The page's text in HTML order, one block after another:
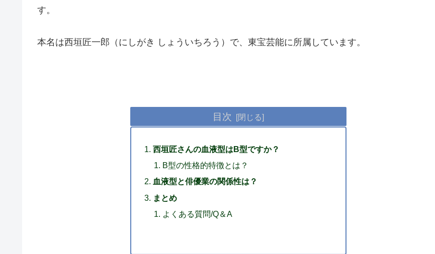
す。
本名は西垣匠一郎（にしがき しょういちろう）で、東宝芸能に所属しています。
目次
西垣匠さんの血液型はB型ですか？
B型の性格的特徴とは？
血液型と俳優業の関係性は？
まとめ
よくある質問/Q＆A